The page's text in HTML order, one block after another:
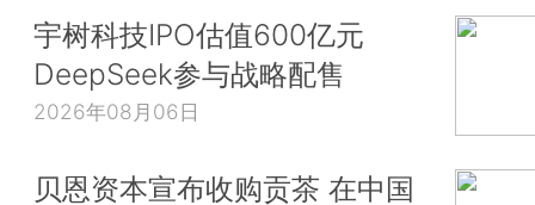
宇树科技IPO估值600亿元
DeepSeek参与战略配售
2026年08月06日
贝恩资本宣布收购贡茶 在中国